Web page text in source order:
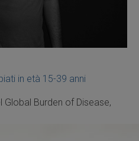
in età 15-39 anni
Global Burden of Disease,